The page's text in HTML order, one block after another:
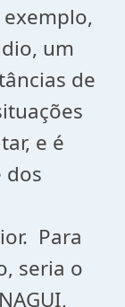
um
de
e é
dos
Para
seria o